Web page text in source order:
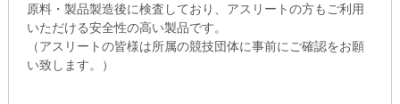
原料・製品製造後に検査しており、アスリートの方もご利用
いただける安全性の高い製品です。
（アスリートの皆様は所属の競技団体に事前にご確認をお願
い致します。）